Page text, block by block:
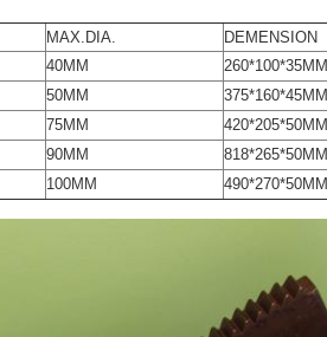
MAX.DIA.
DEMENSION
40MM
260*100*35MM
50MM
375*160*45MM
75MM
420*205*50MM
90MM
818*265*50MM
100MM 490*270*50MM